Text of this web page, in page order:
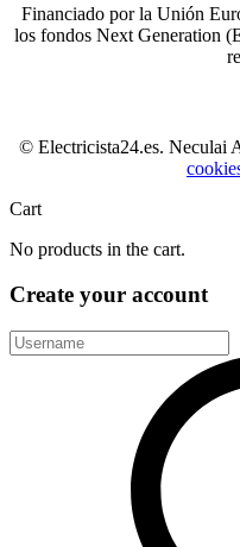
Financiado por la Unión
los fondos Next Generation
© Electricista24.es. Neculai
Cart
No products in the cart.
Create your account